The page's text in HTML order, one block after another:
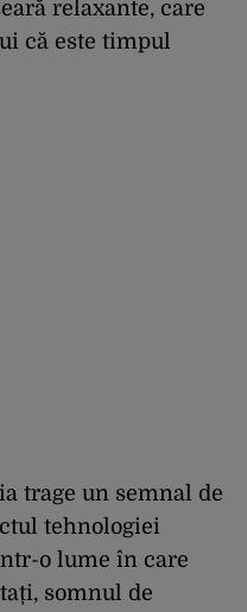
relaxante, care
că este timpul
trage un semnal de
tehnologiei
o lume în care
somnul de